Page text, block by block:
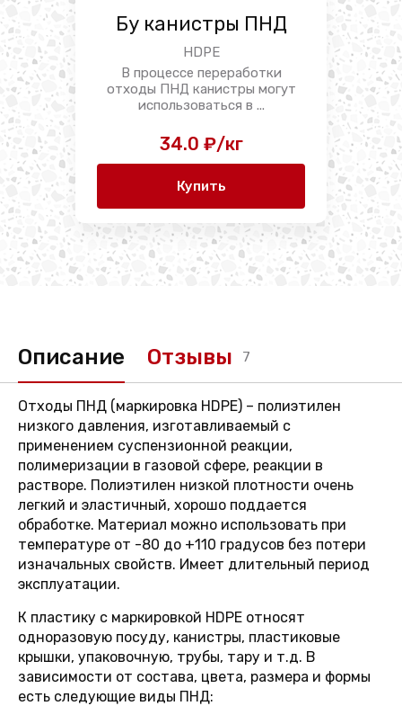
Бу канистры ПНД
HDPE
В процессе переработки
отходы ПНД канистры могут
использоваться в ...
34.0 ₽/кг
Купить
Описание Отзывы 7
Отходы ПНД (маркировка HDPE) – полиэтилен
низкого давления, изготавливаемый с
применением суспензионной реакции,
полимеризации в газовой сфере, реакции в
растворе. Полиэтилен низкой плотности очень
легкий и эластичный, хорошо поддается
обработке. Материал можно использовать при
температуре от -80 до +110 градусов без потери
изначальных свойств. Имеет длительный период
эксплуатации.
К пластику с маркировкой HDPE относят
одноразовую посуду, канистры, пластиковые
крышки, упаковочную, трубы, тару и т.д. В
зависимости от состава, цвета, размера и формы
есть следующие виды ПНД: